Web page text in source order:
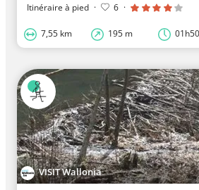
Itinéraire à pied · 6 ·
7,55 km 195 m 01h50
VISIT Wallonia